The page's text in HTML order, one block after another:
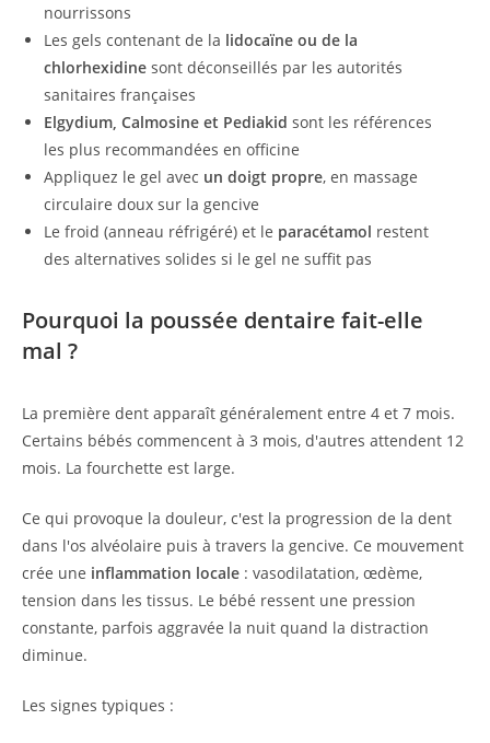
nourrissons
Les gels contenant de la lidocaïne ou de la
chlorhexidine sont déconseillés par les autorités
sanitaires françaises
Elgydium, Calmosine et Pediakid sont les références
les plus recommandées en officine
Appliquez le gel avec un doigt propre, en massage
circulaire doux sur la gencive
Le froid (anneau réfrigéré) et le paracétamol restent
des alternatives solides si le gel ne suffit pas
Pourquoi la poussée dentaire fait-elle
mal ?
La première dent apparaît généralement entre 4 et 7 mois.
Certains bébés commencent à 3 mois, d'autres attendent 12
mois. La fourchette est large.
Ce qui provoque la douleur, c'est la progression de la dent
dans l'os alvéolaire puis à travers la gencive. Ce mouvement
crée une inflammation locale : vasodilatation, œdème,
tension dans les tissus. Le bébé ressent une pression
constante, parfois aggravée la nuit quand la distraction
diminue.
Les signes typiques :